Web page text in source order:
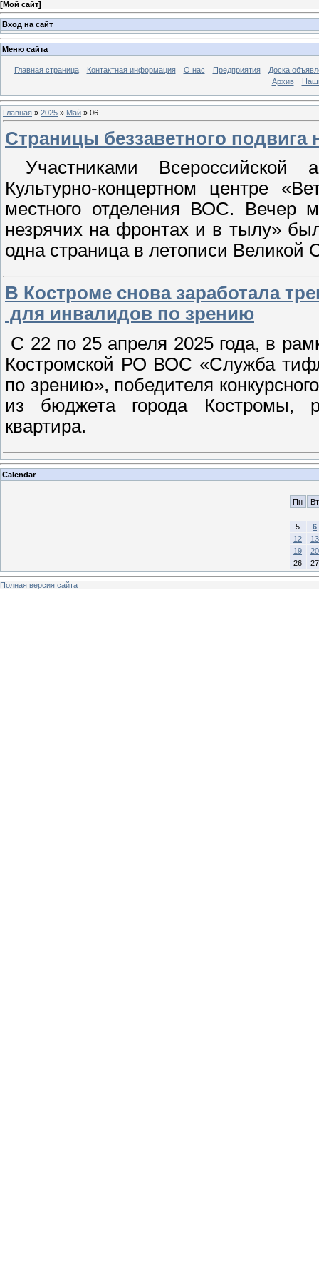
[Мой сайт]
Вход на сайт
Меню сайта
Главная страница Контактная информация О нас Предприятия
Доска
Архив
Главная » 2025 » Май » 06
Страницы беззаветного
Участниками Всероссийской
Культурно-концертном центре
местного отделения ВОС. Вечер
незрячих на фронтах и в тылу»
одна страница в летописи Великой
В Костроме снова заработала
для инвалидов по зрению
С 22 по 25 апреля 2025 года, в
Костромской РО ВОС «Служба
по зрению», победителя
из бюджета города Костромы,
квартира.
Calendar
Пн Вт
5
6
12
13
19
20
26
27
Полная версия сайта